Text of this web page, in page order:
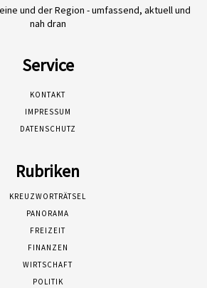
und der Region - umfassend, aktuell und
nah dran
Service
KONTAKT
IMPRESSUM
DATENSCHUTZ
Rubriken
KREUZWORTRÄTSEL
PANORAMA
FREIZEIT
FINANZEN
WIRTSCHAFT
POLITIK